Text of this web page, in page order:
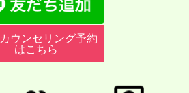
カウンセリング予約
はこちら